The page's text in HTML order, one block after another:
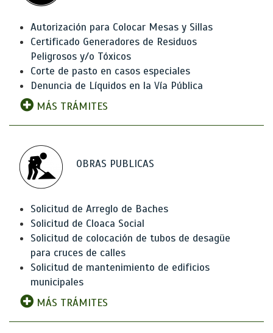
Autorización para Colocar Mesas y Sillas
Certificado Generadores de Residuos
Peligrosos y/o Tóxicos
Corte de pasto en casos especiales
Denuncia de Líquidos en la Vía Pública
MÁS TRÁMITES
OBRAS PUBLICAS
Solicitud de Arreglo de Baches
Solicitud de Cloaca Social
Solicitud de colocación de tubos de desagüe
para cruces de calles
Solicitud de mantenimiento de edificios
municipales
MÁS TRÁMITES